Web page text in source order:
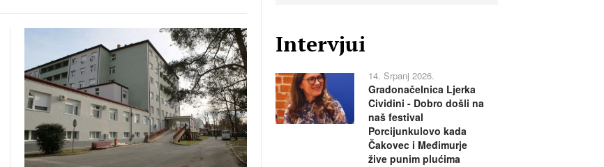
Intervjui
14. Srpanj 2026.
Gradonačelnica Ljerka
Cividini - Dobro došli na
naš festival
Porcijunkulovo kada
Čakovec i Međimurje
žive punim plućima